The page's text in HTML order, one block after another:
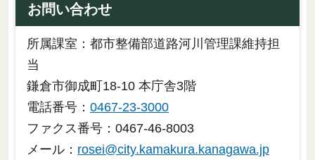
お問い合わせ
所属課室：都市整備部道路河川管理課維持担
当
鎌倉市御成町18-10 本庁舎3階
電話番号： 0467-23-3000
ファクス番号：0467-46-8003
メール： rosei@city.kamakura.kanagawa.jp